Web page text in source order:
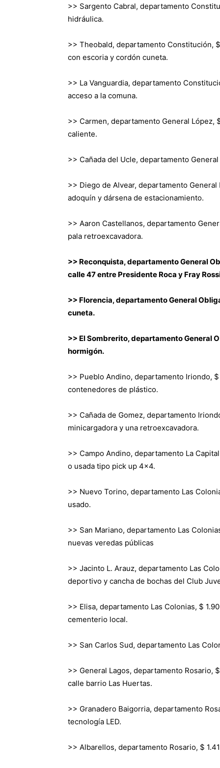
>> Sargento Cabral, departamento
hidráulica.
>> Theobald, departamento Constitución,
con escoria y cordón cuneta.
>> La Vanguardia, departamento
acceso a la comuna.
>> Carmen, departamento General López,
caliente.
>> Cañada del Ucle, departamento
>> Diego de Alvear, departamento
adoquín y dársena de estacionamiento.
>> Aaron Castellanos, departamento
pala retroexcavadora.
>> Reconquista, departamento General
calle 47 entre Presidente Roca y Fray
>> Florencia, departamento General
cuneta.
>> El Sombrerito, departamento General
hormigón.
>> Pueblo Andino, departamento Iriondo,
contenedores de plástico.
>> Cañada de Gomez, departamento
minicargadora y una retroexcavadora.
>> Campo Andino, departamento La
o usada tipo pick up 4×4.
>> Nuevo Torino, departamento Las
usado.
>> San Mariano, departamento Las
nuevas veredas públicas
>> Jacinto L. Arauz, departamento Las
deportivo y cancha de bochas del Club
>> Elisa, departamento Las Colonias, $
cementerio local.
>> San Carlos Sud, departamento Las
>> General Lagos, departamento Rosario,
calle barrio Las Huertas.
>> Granadero Baigorria, departamento
tecnología LED.
>> Albarellos, departamento Rosario, $